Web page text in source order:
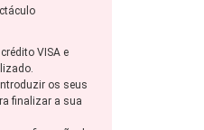
VISA e
os seus
finalizar a sua